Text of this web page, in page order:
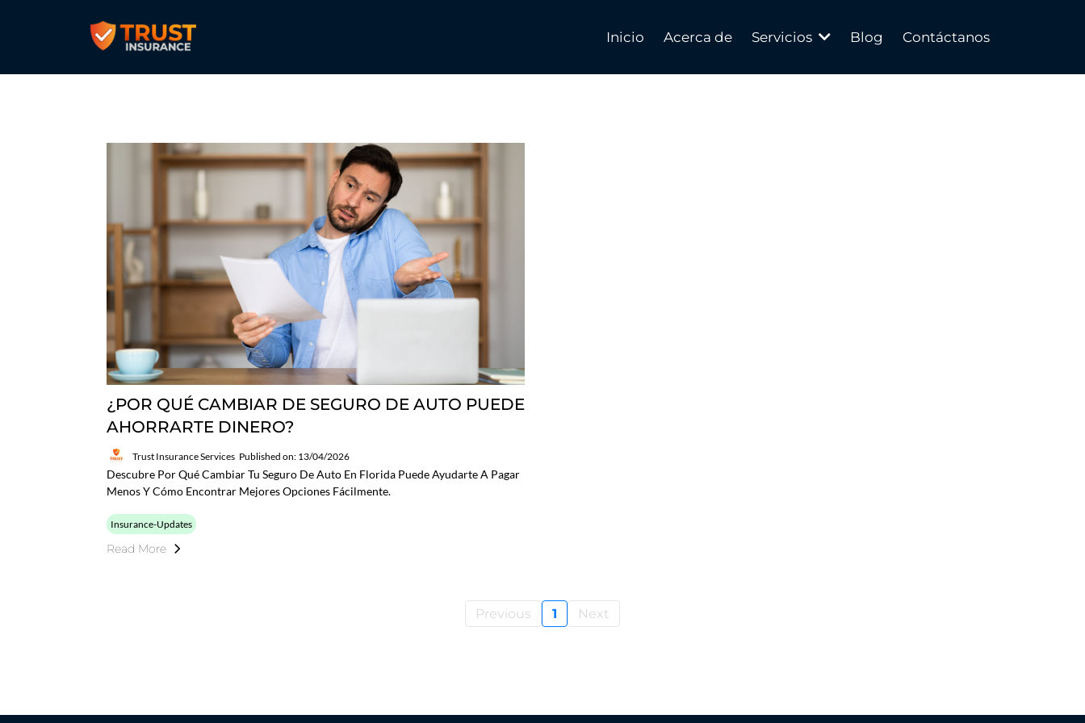
Inicio Acerca de Servicios Blog Contáctanos
¿POR QUÉ CAMBIAR DE SEGURO DE AUTO PUEDE
AHORRARTE DINERO?
Trust Insurance Services Published on: 13/04/2026
Descubre Por Qué Cambiar Tu Seguro De Auto En Florida Puede Ayudarte A Pagar
Menos Y Cómo Encontrar Mejores Opciones Fácilmente.
Insurance-Updates
Read More
Previous 1 Next